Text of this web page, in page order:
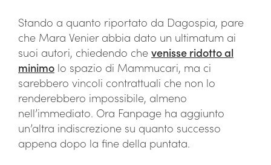
Stando a quanto riportato da Dagospia, pare
che Mara Venier abbia dato un ultimatum ai
suoi autori, chiedendo che venisse ridotto al
minimo lo spazio di Mammucari, ma ci
sarebbero vincoli contrattuali che non lo
renderebbero impossibile, almeno
nell’immediato. Ora Fanpage ha aggiunto
un’altra indiscrezione su quanto successo
appena dopo la fine della puntata.